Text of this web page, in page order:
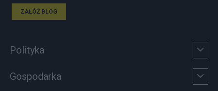
ZAŁÓŻ BLOG
Polityka
Gospodarka